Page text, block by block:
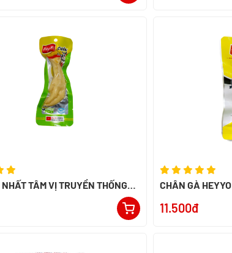
TÂM VỊ TRUYỀN THỐNG
CHÂN GÀ
11.500đ